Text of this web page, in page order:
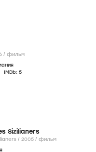
/ фильм
IMDb: 5
Sizilianers
Vera - Die Frau des Sizilianers / 2005 / фильм